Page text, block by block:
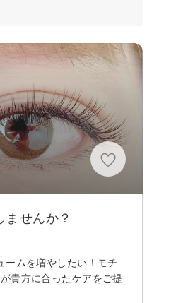
せんか？
ムを増やしたい！モチ
貴方に合ったケアをご提